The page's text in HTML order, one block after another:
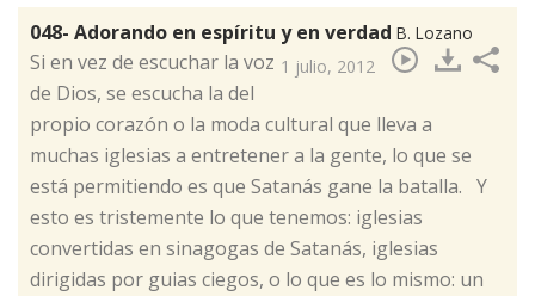
048- Adorando en espíritu y en verdad B. Lozano
1 julio, 2012
​Si en vez de escuchar la voz
de Dios, se escucha la del
propio corazón o la moda cultural que lleva a
muchas iglesias a entretener a la gente, lo que se
está permitiendo es que Satanás gane la batalla. Y
esto es tristemente lo que tenemos: iglesias
convertidas en sinagogas de Satanás, iglesias
dirigidas por guias ciegos, o lo que es lo mismo: un